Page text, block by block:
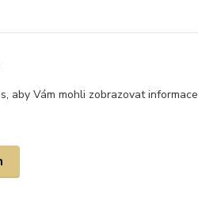
aby Vám mohli zobrazovat informace